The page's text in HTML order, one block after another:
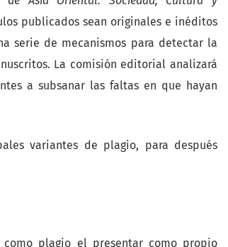
publicados sean originales e inéditos
serie de mecanismos para detectar la
La comisión editorial analizará
a subsanar las faltas en que hayan
variantes de plagio, para después
como plagio el presentar como propio